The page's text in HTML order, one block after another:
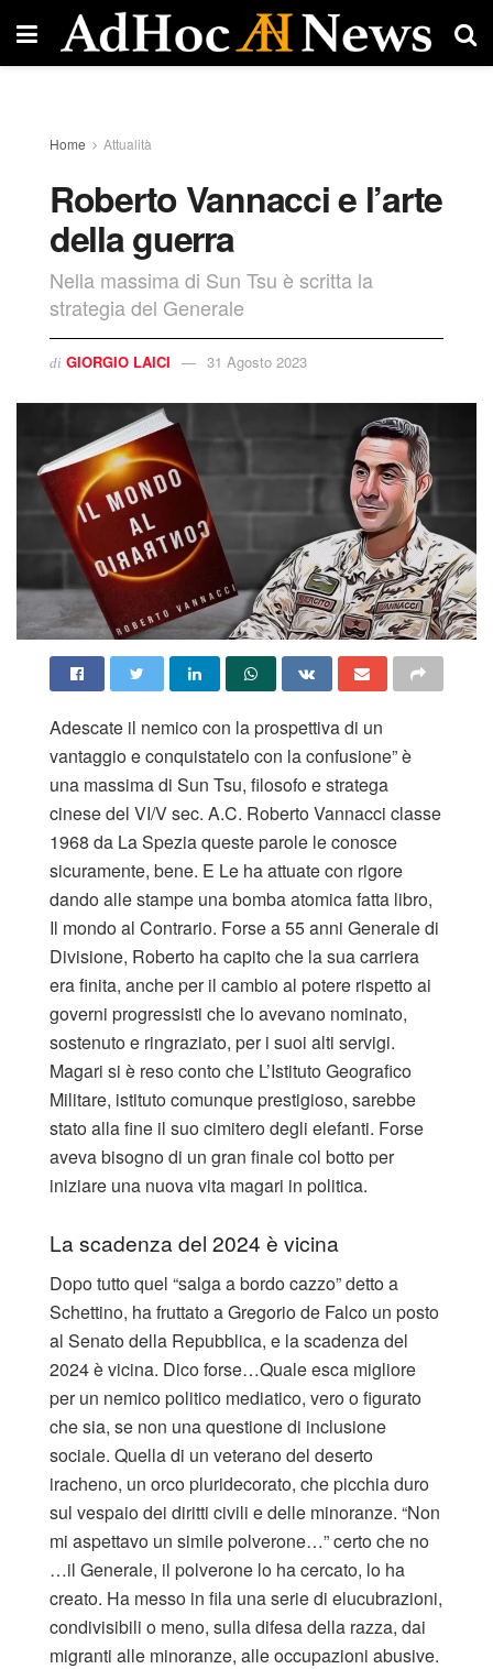
Home Attualità
Roberto Vannacci e l’arte
della guerra
Nella massima di Sun Tsu è scritta la
strategia del Generale
di GIORGIO LAICI 31 Agosto 2023
Adescate il nemico con la prospettiva di un
vantaggio e conquistatelo con la confusione” è
una massima di Sun Tsu, filosofo e stratega
cinese del VI/V sec. A.C. Roberto Vannacci classe
1968 da La Spezia queste parole le conosce
sicuramente, bene. E Le ha attuate con rigore
dando alle stampe una bomba atomica fatta libro,
Il mondo al Contrario. Forse a 55 anni Generale di
Divisione, Roberto ha capito che la sua carriera
era finita, anche per il cambio al potere rispetto ai
governi progressisti che lo avevano nominato,
sostenuto e ringraziato, per i suoi alti servigi.
Magari si è reso conto che L’Istituto Geografico
Militare, istituto comunque prestigioso, sarebbe
stato alla fine il suo cimitero degli elefanti. Forse
aveva bisogno di un gran finale col botto per
iniziare una nuova vita magari in politica.
La scadenza del 2024 è vicina
Dopo tutto quel “salga a bordo cazzo” detto a
Schettino, ha fruttato a Gregorio de Falco un posto
al Senato della Repubblica, e la scadenza del
2024 è vicina. Dico forse…Quale esca migliore
per un nemico politico mediatico, vero o figurato
che sia, se non una questione di inclusione
sociale. Quella di un veterano del deserto
iracheno, un orco pluridecorato, che picchia duro
sul vespaio dei diritti civili e delle minoranze. “Non
mi aspettavo un simile polverone…” certo che no
…il Generale, il polverone lo ha cercato, lo ha
creato. Ha messo in fila una serie di elucubrazioni,
condivisibili o meno, sulla difesa della razza, dai
migranti alle minoranze, alle occupazioni abusive.